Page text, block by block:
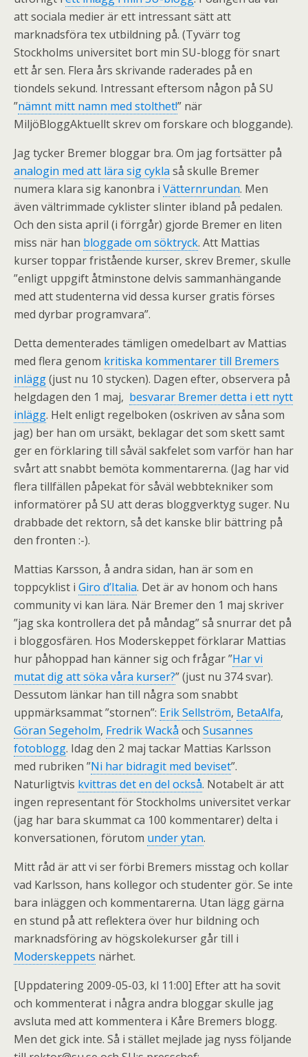
att sociala medier är ett intressant sätt att
marknadsföra tex utbildning på. (Tyvärr tog
Stockholms universitet bort min SU-blogg för snart
ett år sen. Flera års skrivande raderades på en
tiondels sekund. Intressant eftersom någon på SU
”nämnt mitt namn med stolthet!” när
MiljöBloggAktuellt skrev om forskare och bloggande).
Jag tycker Bremer bloggar bra. Om jag fortsätter på
analogin med att lära sig cykla så skulle Bremer
numera klara sig kanonbra i Vätternrundan. Men
även vältrimmade cyklister slinter ibland på pedalen.
Och den sista april (i förrgår) gjorde Bremer en liten
miss när han bloggade om söktryck. Att Mattias
kurser toppar fristående kurser, skrev Bremer, skulle
”enligt uppgift åtminstone delvis sammanhängande
med att studenterna vid dessa kurser gratis förses
med dyrbar programvara”.
Detta dementerades tämligen omedelbart av Mattias
med flera genom kritiska kommentarer till Bremers
inlägg(just nu 10 stycken). Dagen efter, observera på
helgdagen den 1 maj, besvarar Bremer detta i ett nytt
inlägg. Helt enligt regelboken (oskriven av såna som
jag) ber han om ursäkt, beklagar det som skett samt
ger en förklaring till såväl sakfelet som varför han har
svårt att snabbt bemöta kommentarerna. (Jag har vid
flera tillfällen påpekat för såväl webbtekniker som
informatörer på SU att deras bloggverktyg suger. Nu
drabbade det rektorn, så det kanske blir bättring på
den fronten :-).
Mattias Karsson, å andra sidan, han är som en
toppcyklist i Giro d’Italia. Det är av honom och hans
community vi kan lära. När Bremer den 1 maj skriver
”jag ska kontrollera det på måndag” så snurrar det på
i bloggosfären. Hos Moderskeppet förklarar Mattias
hur påhoppad han känner sig och frågar ”Har vi
mutat dig att söka våra kurser?” (just nu 374 svar).
Dessutom länkar han till några som snabbt
uppmärksammat ”stornen”: Erik Sellström, BetaAlfa,
Göran Segeholm, Fredrik Wackå och Susannes
fotoblogg. Idag den 2 maj tackar Mattias Karlsson
med rubriken ”Ni har bidragit med beviset”.
Naturligtvis kvittras det en del också. Notabelt är att
ingen representant för Stockholms universitet verkar
(jag har bara skummat ca 100 kommentarer) delta i
konversationen, förutom under ytan.
Mitt råd är att vi ser förbi Bremers misstag och kollar
vad Karlsson, hans kollegor och studenter gör. Se inte
bara inläggen och kommentarerna. Utan lägg gärna
en stund på att reflektera över hur bildning och
marknadsföring av högskolekurser går till i
Moderskeppets närhet.
[Uppdatering 2009-05-03, kl 11:00] Efter att ha sovit
och kommenterat i några andra bloggar skulle jag
avsluta med att kommentera i Kåre Bremers blogg.
Men det gick inte. Så i stället mejlade jag nyss följande